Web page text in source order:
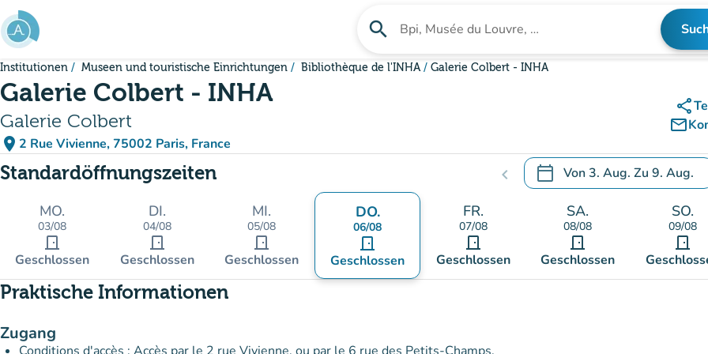
Gehe zum Hauptinhalt
search Suche nach einer Einrichtung
Institutionen Museen und touristische Einrichtungen Bibliothèque de l'INHA Galerie Colbert - INHA
Galerie Colbert - INHA
Galerie Colbert
place 2 Rue Vivienne, 75002 Paris, France
(in Google Maps öffnen)
(new tab)
share
mail_outline
Standardöffnungszeiten chevron_left calendar_today Von3. Aug. Zu 9. Aug.
.Öffnen Sie den Kalender, um
MO.
03/08
door_front
Geschlossen
DI.
04/08
door_front
Geschlossen
MI.
05/08
door_front
Geschlossen
DO.
06/08
door_front
Geschlossen
FR.
07/08
door_front
Geschlossen
SA.
08/08
door_front
Geschlossen
SO.
09/08
door_front
Praktische Informationen
Zugang